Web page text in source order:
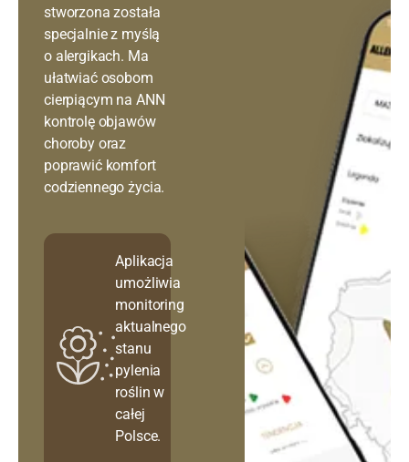
stworzona została
specjalnie z myślą
o alergikach. Ma
ułatwiać osobom
cierpiącym na ANN
kontrolę objawów
choroby oraz
poprawić komfort
codziennego życia.
Aplikacja
umożliwia
monitoring
aktualnego
stanu
pylenia
roślin w
całej
Polsce.